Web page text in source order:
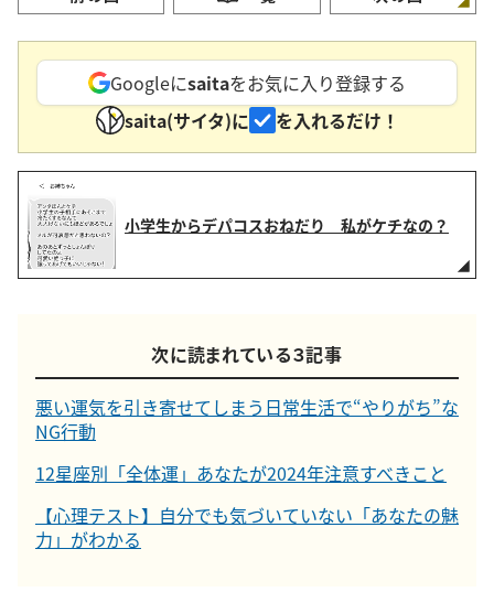
Googleにsaitaをお気に入り登録する
saita(サイタ)に
を入れるだけ！
小学生からデパコスおねだり 私がケチなの？
次に読まれている３記事
悪い運気を引き寄せてしまう日常生活で“やりがち”な
NG行動
12星座別「全体運」あなたが2024年注意すべきこと
【心理テスト】自分でも気づいていない「あなたの魅
力」がわかる